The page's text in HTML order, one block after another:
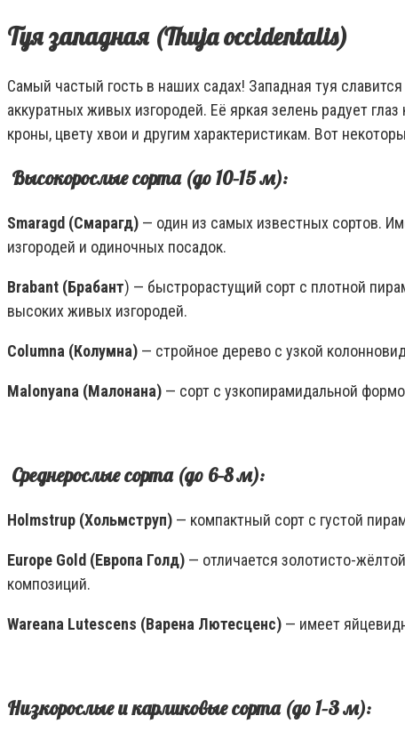
Туя западная (Thuja occidentalis)
Самый частый гость в наших садах! Западная туя
аккуратных живых изгородей. Её яркая зелень радует
кроны, цвету хвои и другим характеристикам. Вот
Высокорослые сорта (до 10–15 м):
Smaragd (Смарагд) — один из самых известных сортов.
изгородей и одиночных посадок.
Brabant (Брабант) — быстрорастущий сорт с плотной
высоких живых изгородей.
Columna (Колумна) — стройное дерево с узкой
Malonyana (Малонана) — сорт с узкопирамидальной
Среднерослые сорта (до 6–8 м):
Holmstrup (Хольмструп) — компактный сорт с густой
Europe Gold (Европа Голд) — отличается золотисто-
композиций.
Wareana Lutescens (Варена Лютесценс) — имеет
Низкорослые и карликовые сорта (до 1–3 м):